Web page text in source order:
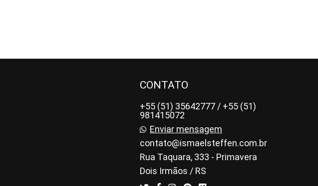
CONTATO
+55 (51) 35642777 / +55 (51)
981415072
Enviar mensagem
contato@ismaelsteffen.com.br
Rua Taquara, 333 - Primavera
Dois Irmãos / RS